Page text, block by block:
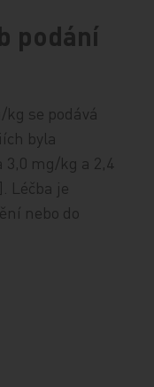
podání
se podává
byla
3,0 mg/kg a 2,4
Léčba je
nebo do